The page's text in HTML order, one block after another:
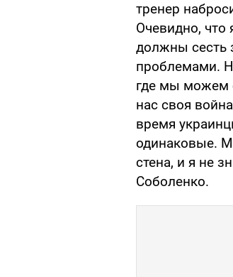
тренер
Очевидно, что
должны сесть
проблемами.
где мы можем
нас своя
время
одинаковые.
стена, и я не
Соболенко.